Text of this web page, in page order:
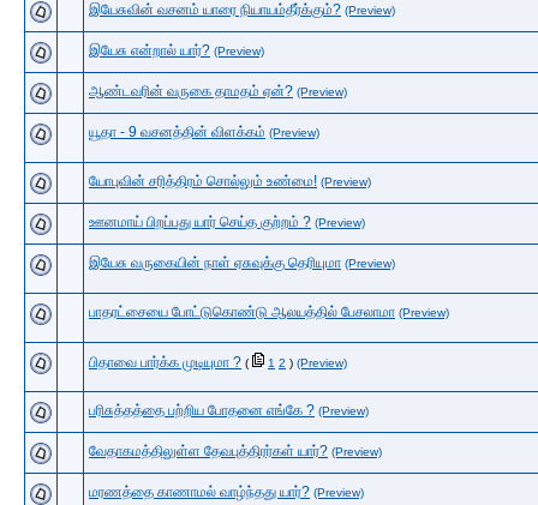
இயேசுவின் வசனம் யாரை நியாயம்தீர்க்கும்? (Preview)
இயேசு என்றால் யார்? (Preview)
ஆண்டவரின் வருகை தாமதம் ஏன்? (Preview)
யூதா - 9 வசனத்தின் விளக்கம் (Preview)
யோபுவின் சரித்திரம் சொல்லும் உண்மை! (Preview)
ஊனமாய் பிறப்பது யார் செய்த குற்றம் ? (Preview)
இயேசு வருகையின் நாள் ஏசுவுக்கு தெரியுமா (Preview)
பாதரட்சையை போட்டுகொண்டு ஆலயத்தில் பேசலாமா (Preview)
பிதாவை பார்க்க முடியுமா ? ( 1 2 ) (Preview)
பரிசுத்தத்தை பற்றிய போதனை எங்கே ? (Preview)
வேதாகமத்திலுள்ள தேவபுத்திரர்கள் யார்? (Preview)
மரணத்தை காணாமல் வாழ்ந்தது யார்? (Preview)